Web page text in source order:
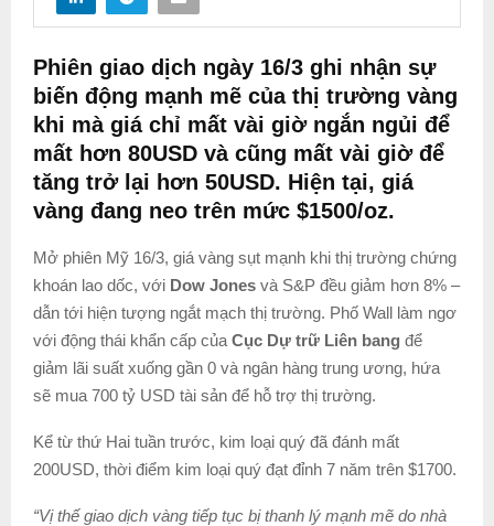
Phiên giao dịch ngày 16/3 ghi nhận sự
biến động mạnh mẽ của thị trường vàng
khi mà giá chỉ mất vài giờ ngắn ngủi để
mất hơn 80USD và cũng mất vài giờ để
tăng trở lại hơn 50USD. Hiện tại, giá
vàng đang neo trên mức $1500/oz.
Mở phiên Mỹ 16/3, giá vàng sụt mạnh khi thị trường chứng
khoán lao dốc, với Dow Jones và S&P đều giảm hơn 8% –
dẫn tới hiện tượng ngắt mạch thị trường. Phố Wall làm ngơ
với động thái khẩn cấp của Cục Dự trữ Liên bang để
giảm lãi suất xuống gần 0 và ngân hàng trung ương, hứa
sẽ mua 700 tỷ USD tài sản để hỗ trợ thị trường.
Kể từ thứ Hai tuần trước, kim loại quý đã đánh mất
200USD, thời điểm kim loại quý đạt đỉnh 7 năm trên $1700.
“Vị thế giao dịch vàng tiếp tục bị thanh lý mạnh mẽ do nhà